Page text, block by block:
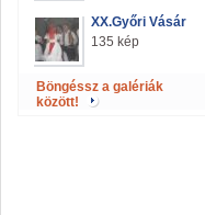
XX.Győri Vásár
135 kép
Böngéssz a galériák
között!